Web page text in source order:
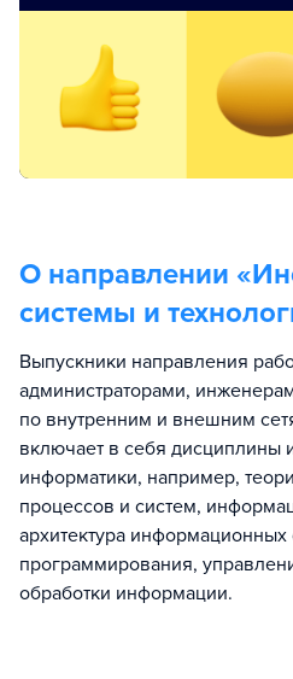
О направлении «
системы и
Выпускники направления
администраторами,
по внутренним и внешним
включает в себя дисциплины
информатики, например,
процессов и систем,
архитектура информационных
программирования,
обработки информации.